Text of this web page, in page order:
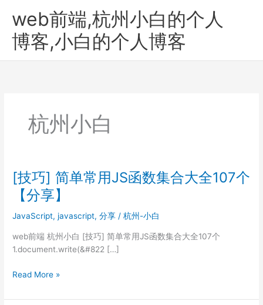
web前端,杭州小白的个人
博客,小白的个人博客
杭州小白
[技巧] 简单常用JS函数集合大全107个
【分享】
JavaScript,javascript,分享 /杭州-小白
web前端 杭州小白 [技巧] 简单常用JS函数集合大全107个
1.document.write(&#822 […]
[技
简
Read More »